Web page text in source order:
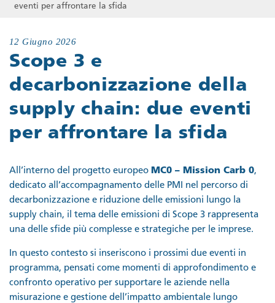
eventi per affrontare la sfida
12 Giugno 2026
Scope 3 e
decarbonizzazione della
supply chain: due eventi
per affrontare la sfida
All’interno del progetto europeo MC0 – Mission Carb 0,
dedicato all’accompagnamento delle PMI nel percorso di
decarbonizzazione e riduzione delle emissioni lungo la
supply chain, il tema delle emissioni di Scope 3 rappresenta
una delle sfide più complesse e strategiche per le imprese.
In questo contesto si inseriscono i prossimi due eventi in
programma, pensati come momenti di approfondimento e
confronto operativo per supportare le aziende nella
misurazione e gestione dell’impatto ambientale lungo